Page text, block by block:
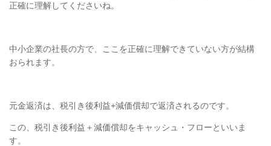
正確に理解してくださいね。
中小企業の社長の方で、ここを正確に理解できていない方が結構
おられます。
元金返済は、税引き後利益+減価償却で返済されるのです。
この、税引き後利益＋減価償却をキャッシュ・フローといいま
す。